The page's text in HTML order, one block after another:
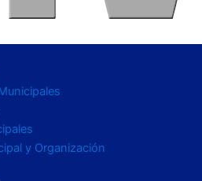
y Organización